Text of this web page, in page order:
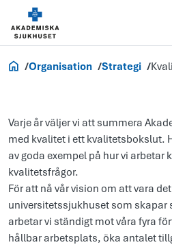
Om oss
Organisation Strategi
Varje år väljer vi att summera
med kvalitet i ett kvalitetsbokslut.
av goda exempel på hur vi arbetar
kvalitetsfrågor.
För att nå vår vision om att vara
universitetssjukhuset som skapar
arbetar vi ständigt mot våra fyra
hållbar arbetsplats, öka antalet